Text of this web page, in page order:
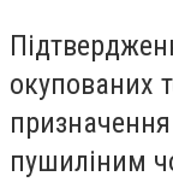
окупованих
пушиліним